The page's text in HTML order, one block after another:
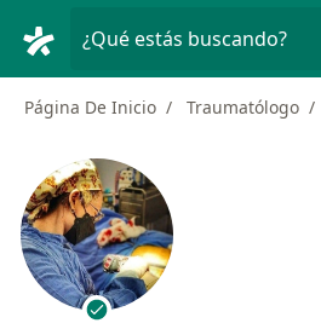
¿Qué estás buscando?
Página De Inicio Traumatólogo